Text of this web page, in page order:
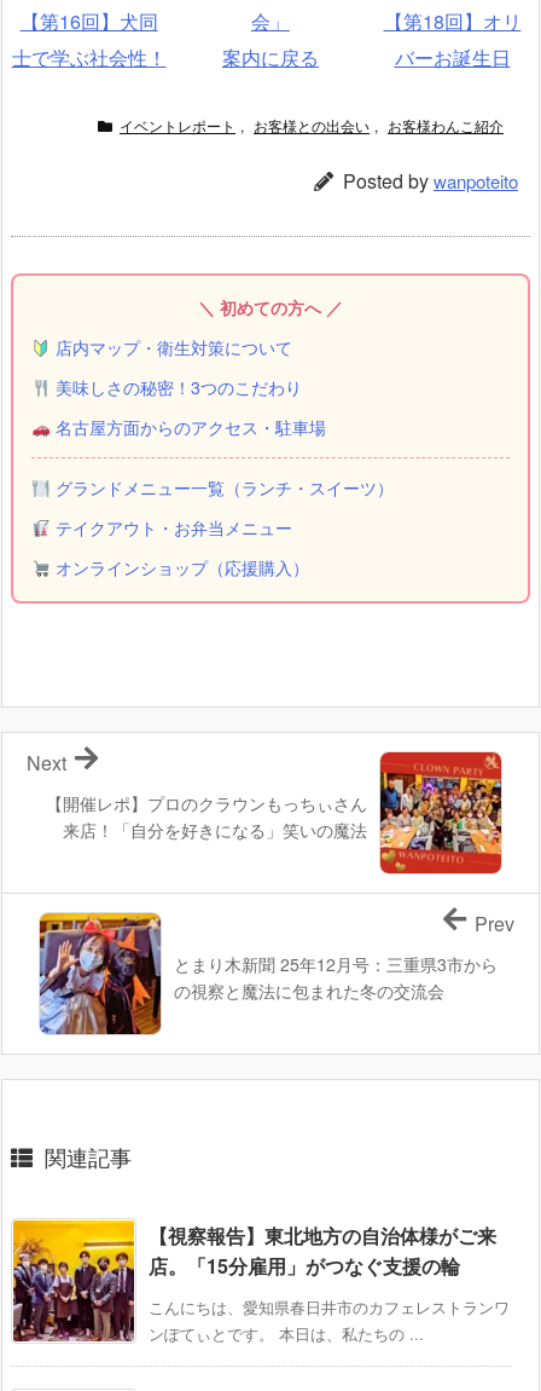
【第16回】犬同
士で学ぶ社会性！
会」
案内に戻る
【第18回】オリ
バーお誕生日
イベントレポート , お客様との出会い , お客様わんこ紹介
Posted bywanpoteito
＼ 初めての方へ ／
店内マップ・衛生対策について
美味しさの秘密！3つのこだわり
名古屋方面からのアクセス・駐車場
グランドメニュー一覧（ランチ・スイーツ）
テイクアウト・お弁当メニュー
オンラインショップ（応援購入）
【開催レポ】プロのクラウンもっちぃさん
来店！「自分を好きになる」笑いの魔法
Next
とまり木新聞 25年12月号：三重県3市から
の視察と魔法に包まれた冬の交流会
Prev
関連記事
【視察報告】東北地方の自治体様がご来
店。「15分雇用」がつなぐ支援の輪
こんにちは、愛知県春日井市のカフェレストランワ
ンぽてぃとです。 本日は、私たちの ...